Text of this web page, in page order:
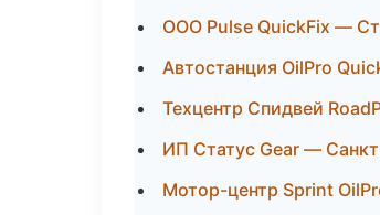
ООО Pulse QuickFix —
Автостанция OilPro
Техцентр Спидвей
ИП Статус Gear —
Мотор-центр Sprint